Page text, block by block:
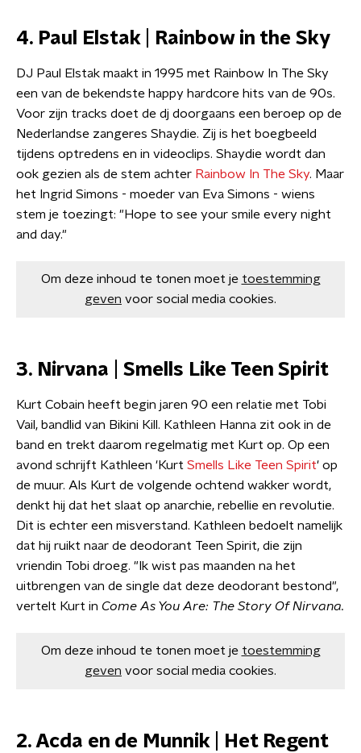
4. Paul Elstak | Rainbow in the Sky
DJ Paul Elstak maakt in 1995 met Rainbow In The Sky
een van de bekendste happy hardcore hits van de 90s.
Voor zijn tracks doet de dj doorgaans een beroep op de
Nederlandse zangeres Shaydie. Zij is het boegbeeld
tijdens optredens en in videoclips. Shaydie wordt dan
ook gezien als de stem achter Rainbow In The Sky. Maar
het Ingrid Simons - moeder van Eva Simons - wiens
stem je toezingt: "Hope to see your smile every night
and day."
Om deze inhoud te tonen moet je toestemming
geven voor social media cookies.
3. Nirvana | Smells Like Teen Spirit
Kurt Cobain heeft begin jaren 90 een relatie met Tobi
Vail, bandlid van Bikini Kill. Kathleen Hanna zit ook in de
band en trekt daarom regelmatig met Kurt op. Op een
avond schrijft Kathleen 'Kurt Smells Like Teen Spirit' op
de muur. Als Kurt de volgende ochtend wakker wordt,
denkt hij dat het slaat op anarchie, rebellie en revolutie.
Dit is echter een misverstand. Kathleen bedoelt namelijk
dat hij ruikt naar de deodorant Teen Spirit, die zijn
vriendin Tobi droeg. "Ik wist pas maanden na het
uitbrengen van de single dat deze deodorant bestond",
vertelt Kurt in Come As You Are: The Story Of Nirvana.
Om deze inhoud te tonen moet je toestemming
geven voor social media cookies.
2. Acda en de Munnik | Het Regent